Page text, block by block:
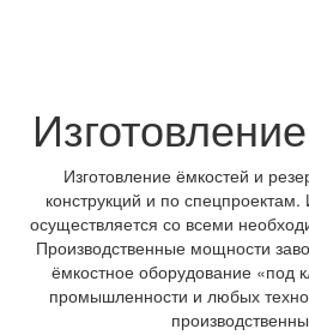
Изготовление ёмкостей и
конструкций и по спецпроектам.
осуществляется со всеми
Производственные мощности
ёмкостное оборудование
промышленности и любых